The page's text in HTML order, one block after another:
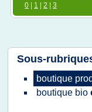
0
1 2 3
Sous-
boutique
boutique bio